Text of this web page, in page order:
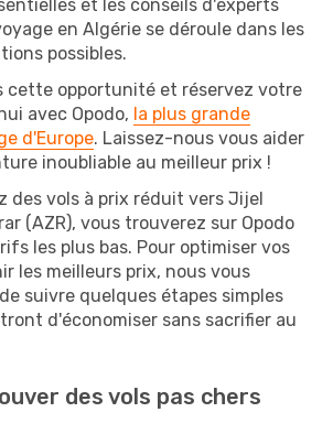
et les conseils d'experts
en Algérie se déroule dans les
possibles.
cette opportunité et réservez votre
avec Opodo, la plus grande
d'Europe. Laissez-nous vous aider
inoubliable au meilleur prix !
des vols à prix réduit vers Jijel
(AZR), vous trouverez sur Opodo
les plus bas. Pour optimiser vos
les meilleurs prix, nous vous
suivre quelques étapes simples
d'économiser sans sacrifier au
des vols pas chers